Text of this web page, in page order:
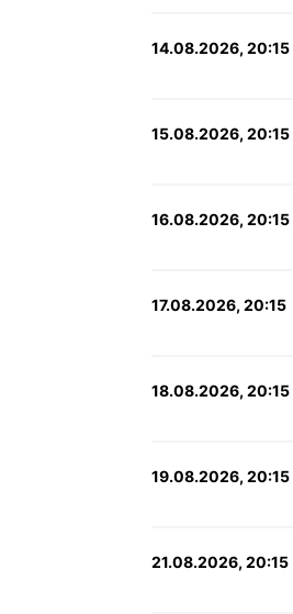
14.08.2026, 20:15
15.08.2026, 20:15
16.08.2026, 20:15
17.08.2026, 20:15
18.08.2026, 20:15
19.08.2026, 20:15
21.08.2026, 20:15